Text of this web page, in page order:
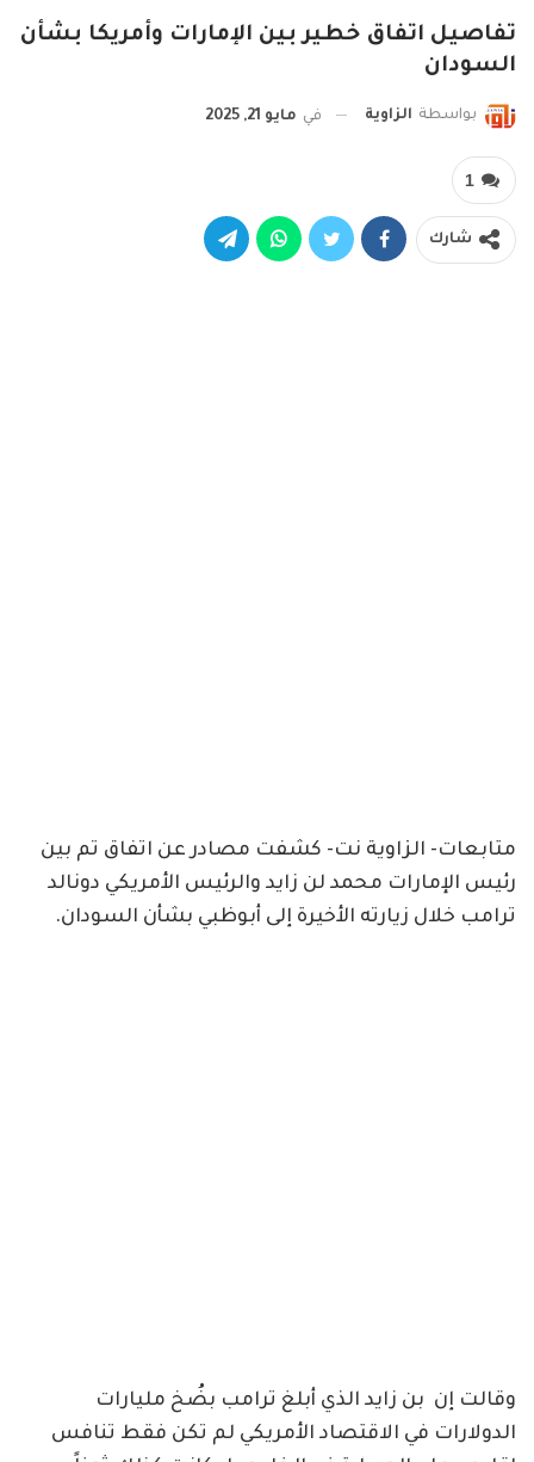
تفاصيل اتفاق خطير بين الإمارات وأمريكا بشأن
السودان
بواسطة الزاوية في مايو 21, 2025
1
شارك
متابعات- الزاوية نت- كشفت مصادر عن اتفاق تم بين
رئيس الإمارات محمد لن زايد والرئيس الأمريكي دونالد
ترامب خلال زيارته الأخيرة إلى أبوظبي بشأن السودان.
وقالت إن ‏ ⁧‫بن زايد‬⁩ الذي أبلغ ترامب بضُخ مليارات
الدولارات في الاقتصاد الأمريكي لم تكن فقط تنافس